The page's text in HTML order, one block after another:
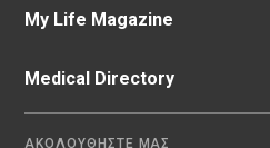
My Life Magazine
Medical Directory
ΑΚΟΛΟΥΘΗΣΤΕ ΜΑΣ